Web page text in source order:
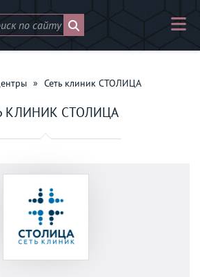
» Сеть клиник СТОЛИЦА
КЛИНИК СТОЛИЦА